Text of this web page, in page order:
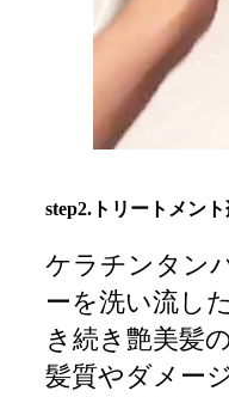
step2.トリートメン
ケラチンタン
ーを洗い流し
き続き艶美髪
髪質やダメー